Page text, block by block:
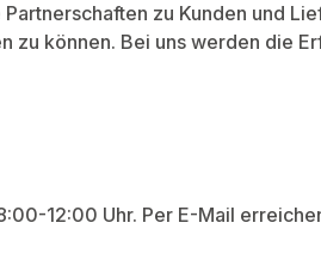
zu Kunden und
können. Bei uns werden die
12:00 Uhr. Per E-Mail